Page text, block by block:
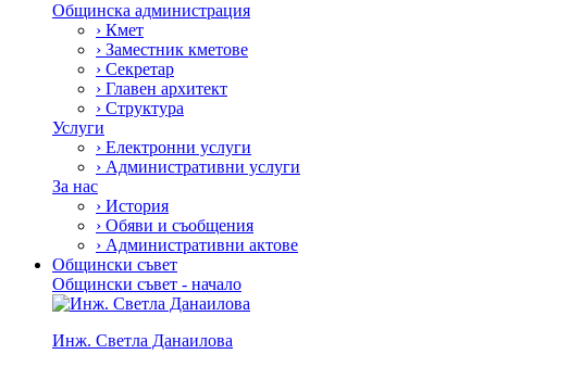
Общинска администрация
› Кмет
› Заместник кметове
› Секретар
› Главен архитект
› Структура
Услуги
› Електронни услуги
› Административни услуги
За нас
› История
› Обяви и съобщения
› Административни актове
Общински съвет
Общински съвет - начало
Инж. Светла Данаилова